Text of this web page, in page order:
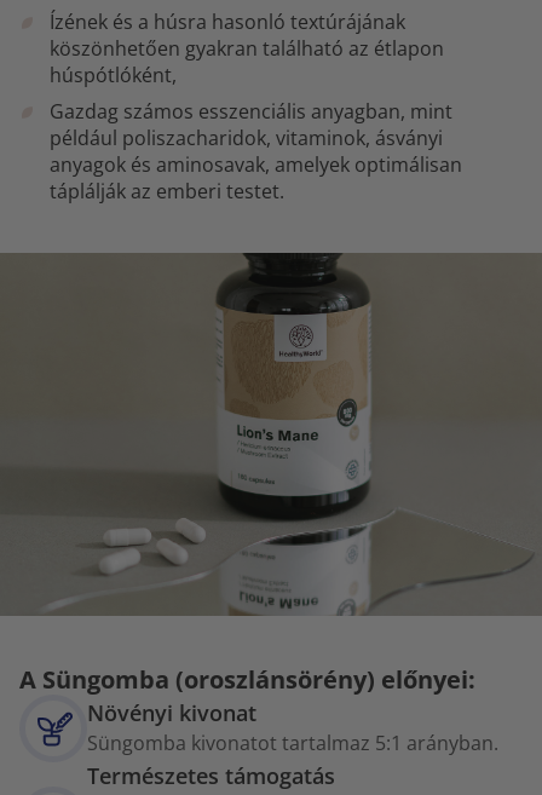
Ízének és a húsra hasonló textúrájának
köszönhetően gyakran található az étlapon
húspótlóként,
Gazdag számos esszenciális anyagban, mint
például poliszacharidok, vitaminok, ásványi
anyagok és aminosavak, amelyek optimálisan
táplálják az emberi testet.
A Süngomba (oroszlánsörény) előnyei:
Növényi kivonat
Süngomba kivonatot tartalmaz 5:1 arányban.
Természetes támogatás